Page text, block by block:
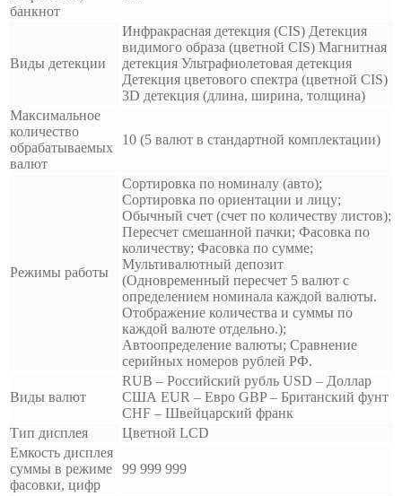
банкнот
Виды детекции
Инфракрасная детекция (СIS) Детекция
видимого образа (цветной СIS) Магнитная
детекция Ультрафиолетовая детекция
Детекция цветового спектра (цветной СIS)
3D детекция (длина, ширина, толщина)
Максимальное
количество
обрабатываемых
валют
10 (5 валют в стандартной комплектации)
Режимы работы
Сортировка по номиналу (авто);
Сортировка по ориентации и лицу;
Обычный счет (счет по количеству листов);
Пересчет смешанной пачки; Фасовка по
количеству; Фасовка по сумме;
Мультивалютный депозит
(Одновременный пересчет 5 валют с
определением номинала каждой валюты.
Отображение количества и суммы по
каждой валюте отдельно.);
Автоопределение валюты; Сравнение
серийных номеров рублей РФ.
Виды валют
RUB – Российский рубль USD – Доллар
США EUR – Евро GBP – Британский фунт
CHF – Швейцарский франк
Тип дисплея
Цветной LCD
Емкость дисплея
суммы в режиме
фасовки, цифр
99 999 999